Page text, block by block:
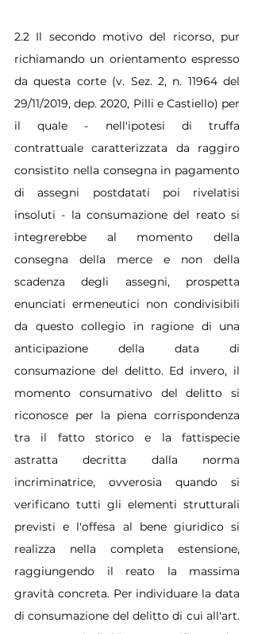
2.2 Il secondo motivo del ricorso, pur
richiamando un orientamento espresso
da questa corte (v. Sez. 2, n. 11964 del
29/11/2019, dep. 2020, Pilli e Castiello) per
il quale - nell'ipotesi di truffa
contrattuale caratterizzata da raggiro
consistito nella consegna in pagamento
di assegni postdatati poi rivelatisi
insoluti - la consumazione del reato si
integrerebbe al momento della
consegna della merce e non della
scadenza degli assegni, prospetta
enunciati ermeneutici non condivisibili
da questo collegio in ragione di una
anticipazione della data di
consumazione del delitto. Ed invero, il
momento consumativo del delitto si
riconosce per la piena corrispondenza
tra il fatto storico e la fattispecie
astratta decritta dalla norma
incriminatrice, ovverosia quando si
verificano tutti gli elementi strutturali
previsti e l'offesa al bene giuridico si
realizza nella completa estensione,
raggiungendo il reato la massima
gravità concreta. Per individuare la data
di consumazione del delitto di cui all'art.